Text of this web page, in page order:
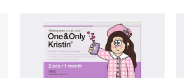
Add to
Wishlist